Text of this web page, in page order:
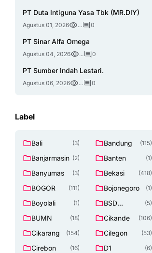
PT Duta Intiguna Yasa Tbk (MR.DIY)
Agustus 01, 2026 ... 0
PT Sinar Alfa Omega
Agustus 04, 2026 ... 0
PT Sumber Indah Lestari.
Agustus 06, 2026 ... 0
Label
Bali (3) Bandung (115)
Banjarmasin (2) Banten (1)
Banyumas (3) Bekasi (418)
BOGOR (111) Bojonegoro (1)
Boyolali (1)
BSD
TANGERAN
G SELATAN
(5)
BUMN (18) Cikande (106)
Cikarang (154) Cilegon (53)
Cirebon (16) D1 (6)